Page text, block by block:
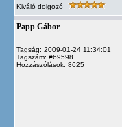
Kiváló dolgozó
Papp Gábor
Tagság: 2009-01-24 11:34:01
Tagszám: #69598
Hozzászólások: 8625